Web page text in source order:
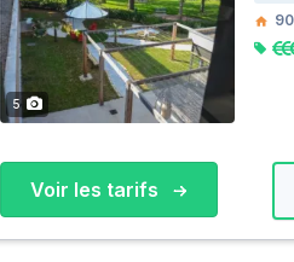
5
90
Voir les tarifs